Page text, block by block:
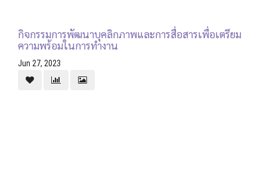
กิจกรรมการพัฒนาบุคลิกภาพและการสื่อสารเพื่อเตรียม
ความพร้อมในการทำงาน
Jun 27, 2023